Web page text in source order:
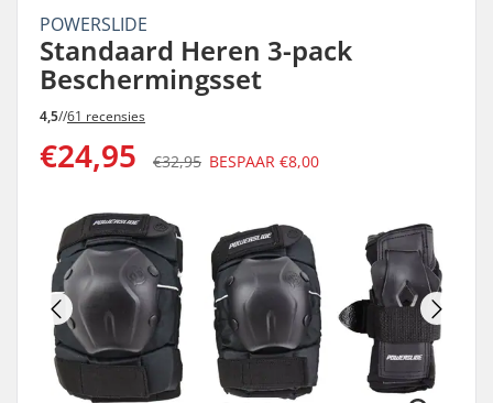
POWERSLIDE
Standaard Heren 3-pack
Beschermingsset
4,5//61 recensies
€24,95 €32,95 BESPAAR €8,00